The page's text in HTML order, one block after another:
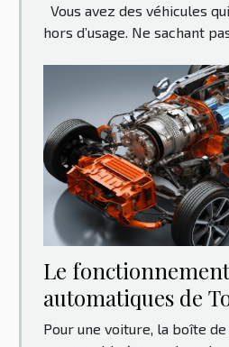
Vous avez des véhicules
hors d’usage. Ne sachant
Le
automatiques de
Pour une voiture, la boîte